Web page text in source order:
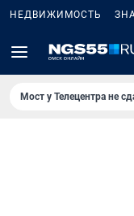
НЕДВИЖИМОСТЬ
Мост у Телецентра не